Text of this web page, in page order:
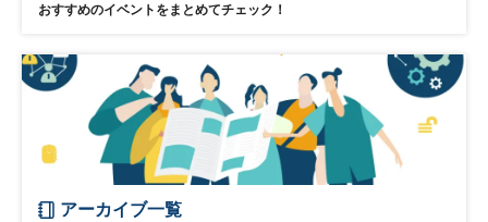
おすすめのイベントをまとめてチェック！
アーカイブ一覧